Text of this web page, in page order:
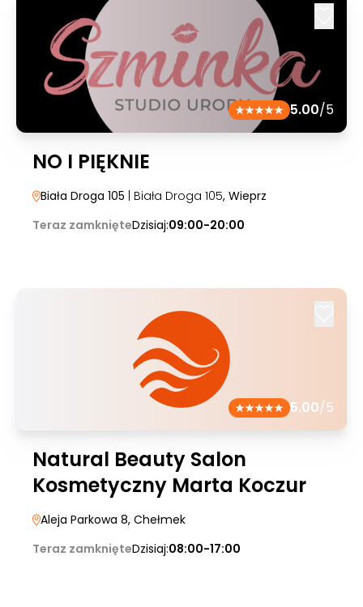
5.00/5
NO I PIĘKNIE
Biała Droga 105 | Biała Droga 105, Wieprz
Teraz zamknięteDzisiaj:09:00-20:00
5.00/5
Natural Beauty Salon
Kosmetyczny Marta Koczur
Aleja Parkowa 8, Chełmek
Teraz zamknięteDzisiaj:08:00-17:00